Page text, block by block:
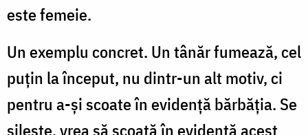
este femeie.
Un exemplu concret. Un tânăr fumează, cel
puţin la început, nu dintr-un alt motiv, ci
pentru a-şi scoate în evidenţă bărbăţia. Se
sileşte, vrea să scoată în evidenţă acest